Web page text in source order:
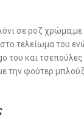
σε ροζ
τελείωμα του
του και τσεπούλες .
την φούτερ